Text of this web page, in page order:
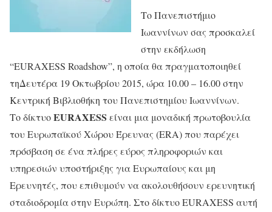
Το Πανεπιστήμιο
Ιωαννίνων σας προσκαλεί
στην εκδήλωση
“EURAXESS Roadshow”, η οποία θα πραγματοποιηθεί
τηΔευτέρα 19 Οκτωβρίου 2015, ώρα 10.00 – 16.00 στην
Κεντρική Βιβλιοθήκη του Πανεπιστημίου Ιωαννίνων.
Το δίκτυοEURAXESS είναι μια μοναδική πρωτοβουλία
του Ευρωπαϊκού Χώρου Έρευνας (ERA) που παρέχει
πρόσβαση σε ένα πλήρες εύρος πληροφοριών και
υπηρεσιών υποστήριξης για Ευρωπαίους και μη
Ερευνητές, που επιθυμούν να ακολουθήσουν ερευνητική
σταδιοδρομία στην Ευρώπη. Στο δίκτυο EURAXESS αυτή